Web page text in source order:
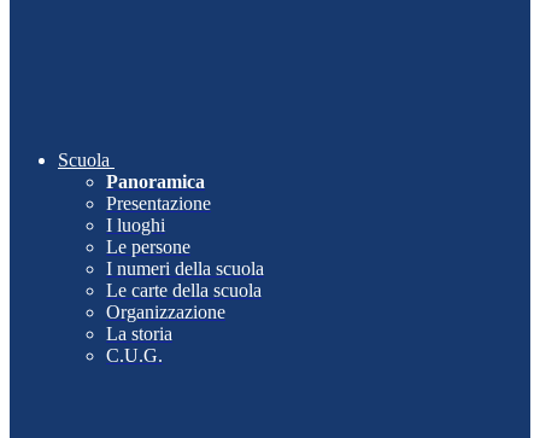
Scuola
Panoramica
Presentazione
I luoghi
Le persone
I numeri della scuola
Le carte della scuola
Organizzazione
La storia
C.U.G.